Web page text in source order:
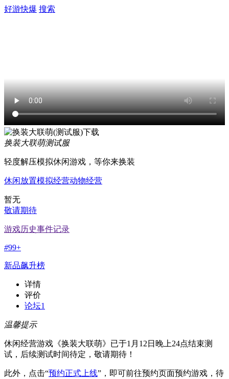
好游快爆 搜索
换装大联萌测试服
轻度解压模拟休闲游戏，等你来换装
休闲放置模拟经营动物经营
暂无
敬请期待
游戏历史事件记录
#99+
新品飙升榜
详情
评价
论坛1
温馨提示
休闲经营游戏《换装大联萌》已于1月12日晚上24点结束测
试，后续测试时间待定，敬请期待！
此外，点击“预约正式上线”，即可前往预约页面预约游戏，待